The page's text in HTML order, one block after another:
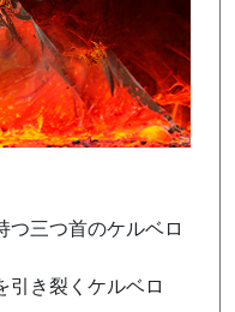
つ三つ首のケルベロ
引き裂くケルベロ